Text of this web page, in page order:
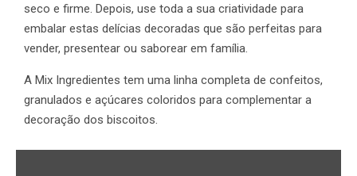
seco e firme. Depois, use toda a sua criatividade para
embalar estas delícias decoradas que são perfeitas para
vender, presentear ou saborear em família.
A Mix Ingredientes tem uma linha completa de confeitos,
granulados e açúcares coloridos para complementar a
decoração dos biscoitos.